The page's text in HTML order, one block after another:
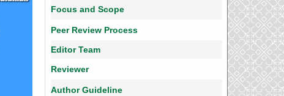
Focus and Scope
Peer Review Process
Editor Team
Reviewer
Author Guideline